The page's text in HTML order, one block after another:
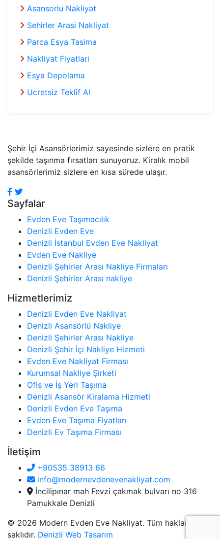
Asansorlu Nakliyat
Sehirler Arasi Nakliyat
Parca Esya Tasima
Nakliyat Fiyatlari
Esya Depolama
Ucretsiz Teklif Al
Şehir İçi Asansörlerimiz sayesinde sizlere en pratik
şekilde taşınma fırsatları sunuyoruz. Kiralık mobil
asansörlerimiz sizlere en kısa sürede ulaşır.
Sayfalar
Evden Eve Taşımacılık
Denizli Evden Eve
Denizli İstanbul Evden Eve Nakliyat
Evden Eve Nakliye
Denizli Şehirler Arası Nakliye Firmaları
Denizli Şehirler Arası nakliye
Hizmetlerimiz
Denizli Evden Eve Nakliyat
Denizli Asansörlü Nakliye
Denizli Şehirler Arası Nakliye
Denizli Şehir İçi Nakliye Hizmeti
Evden Eve Nakliyat Firması
Kurumsal Nakliye Şirketi
Ofis ve İş Yeri Taşıma
Denizli Asansör Kiralama Hizmeti
Denizli Evden Eve Taşıma
Evden Eve Taşıma Fiyatları
Denizli Ev Taşıma Firması
İletişim
+90535 38913 66
info@modernevdenevenakliyat.com
İncilipınar mah Fevzi çakmak bulvarı no 316
Pamukkale Denizli
© 2026 Modern Evden Eve Nakliyat. Tüm hakları
saklıdır. Denizli Web Tasarım